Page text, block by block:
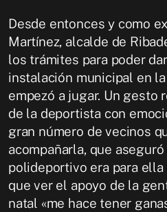
Desde entonces y como
Martínez, alcalde de
los trámites para poder
instalación municipal en
empezó a jugar. Un gesto
de la deportista con
gran número de vecinos
acompañarla, que
polideportivo era para ella
que ver el apoyo de la
natal «me hace tener